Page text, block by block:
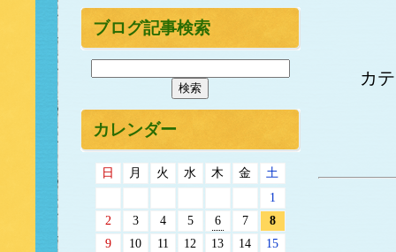
カ
ブログ記事検索
カレンダー
日 月 火 水 木 金
土
1
2
3 4 5 6 7
8
9
10 11 12 13 14
15